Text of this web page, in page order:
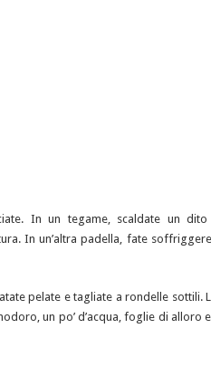
In un tegame, scaldate un
In un’altra padella, fate
pelate e tagliate a rondelle sottili.
un po’ d’acqua, foglie di alloro